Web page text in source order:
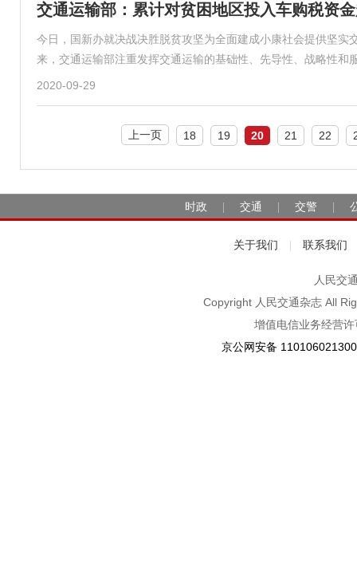
交通运输部：累计对贫困地区投入车购税资
今日，国新办就决战决胜脱贫攻坚为全面建成小康社会提供坚
来，交通运输部注重发挥交通运输的基础性、先导性、战略性和
2020-09-29
上一页 18 19 20 21 22
时政 交通 交警
关于我们 联系我们
人民交
Copyright 人民交通杂志 All
增值电信业务经营
京公网安备